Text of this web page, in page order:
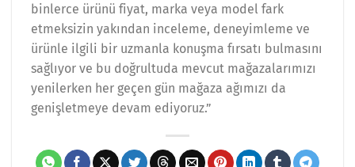
binlerce ürünü fiyat, marka veya model fark
etmeksizin yakından inceleme, deneyimleme ve
ürünle ilgili bir uzmanla konuşma fırsatı bulmasını
sağlıyor ve bu doğrultuda mevcut mağazalarımızı
yenilerken her geçen gün mağaza ağımızı da
genişletmeye devam ediyoruz.”